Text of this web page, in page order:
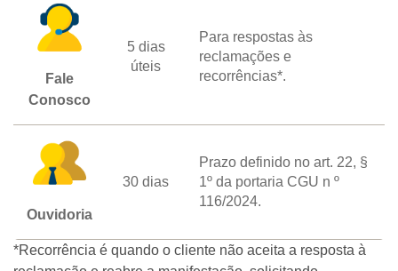
Fale
Conosco
5 dias
úteis
Para respostas às
reclamações e
recorrências*.
Ouvidoria
30 dias
Prazo definido no art. 22, §
1º da portaria CGU n º
116/2024.
*Recorrência é quando o cliente não aceita a resposta à